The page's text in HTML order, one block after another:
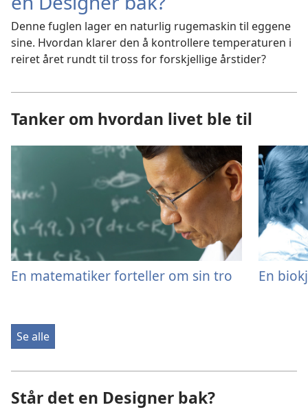
Denne fuglen lager en naturlig rugemaskin til eggene
sine. Hvordan klarer den å kontrollere temperaturen i
reiret året rundt til tross for forskjellige årstider?
Tanker om hvordan livet ble til
En matematiker forteller om sin tro En
Se alle
Står det en Designer bak?